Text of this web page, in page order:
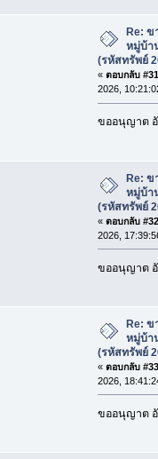
Re: ข
หมู่บ้า
(รหัสทรัพย์
« ตอบกลับ
2026,
ขออนุญาต
Re: ข
หมู่บ้า
(รหัสทรัพย์
« ตอบกลับ
2026,
ขออนุญาต
Re: ข
หมู่บ้า
(รหัสทรัพย์
« ตอบกลับ
2026,
ขออนุญาต